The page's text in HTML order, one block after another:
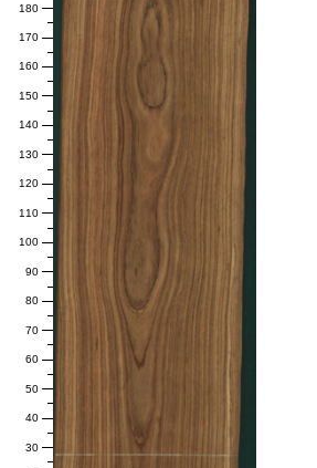
30
40
50
60
70
80
90
100
110
120
130
140
150
160
170
180